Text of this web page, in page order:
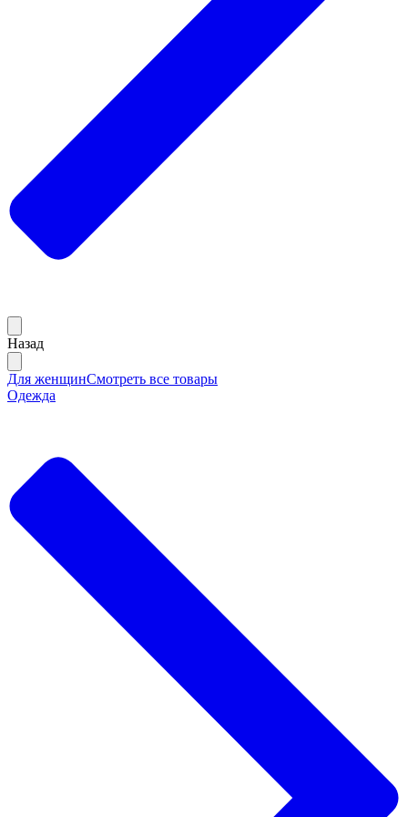
Назад
Для женщинСмотреть все товары
Одежда